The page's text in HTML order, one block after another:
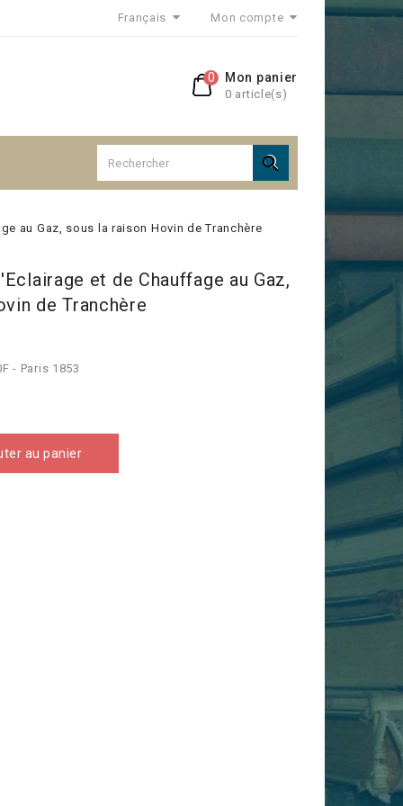
Français Mon compte
Mon panier
0 article(s)
0

au Gaz, sous la raison Hovin de Tranchère
et de Chauffage au Gaz,
de Tranchère
- Paris 1853
au panier